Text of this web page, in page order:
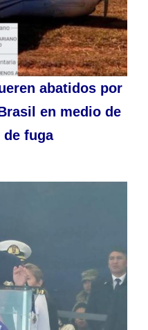
abatidos por
en medio de
fuga